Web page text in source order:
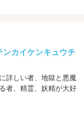
カイケンキュウチ
詳しい者、地獄と悪魔
者、精霊、妖精が大好